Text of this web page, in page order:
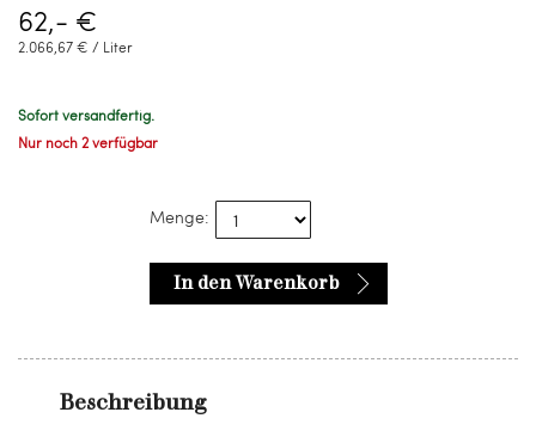
62,- €
2.066,67 € / Liter
Sofort versandfertig.
Nur noch 2 verfügbar
Menge:
In den Warenkorb
Beschreibung